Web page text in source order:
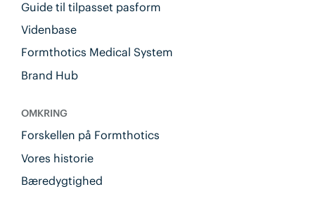
Guide til tilpasset pasform
Videnbase
Formthotics Medical System
Brand Hub
OMKRING
Forskellen på Formthotics
Vores historie
Bæredygtighed